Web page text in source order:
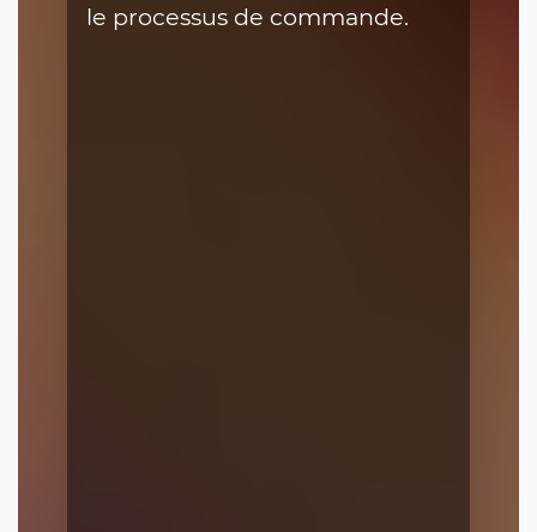
le processus de commande.